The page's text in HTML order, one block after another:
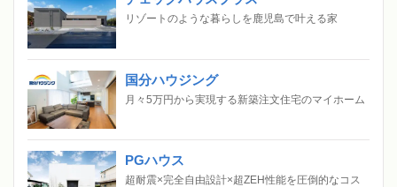
リゾートのような暮らしを鹿児島で叶える家
国分ハウジング
月々5万円から実現する新築注文住宅のマイホーム
PGハウス
超耐震×完全自由設計×超ZEH性能を圧倒的なコス